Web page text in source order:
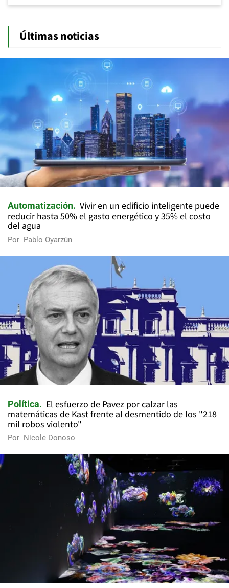
Últimas noticias
Automatización
Vivir en un edificio inteligente puede
reducir hasta 50% el gasto energético y 35% el costo
del agua
Por Pablo Oyarzún
Política
El esfuerzo de Pavez por calzar las
matemáticas de Kast frente al desmentido de los "218
mil robos violento"
Por Nicole Donoso